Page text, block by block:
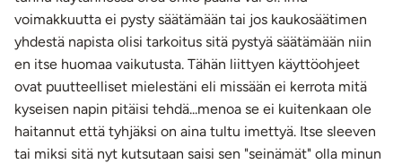
Hiljainen käyttöääni takaa huomaamattoman
nautinnon, mutta tarjoaa silti jopa 280 kierrosta
minuutissa.
Tyylikäs ja sporttinen musta muotoilu LED-
valaistuksella
Punainen LED-valonauha sykkii käytön tahdissa ja
viimeistelee modernin ulkonäön.
voimakkuutta ei pysty säätämään tai jos kaukosäätimen
yhdestä napista olisi tarkoitus sitä pystyä säätämään niin
en itse huomaa vaikutusta. Tähän liittyen käyttöohjeet
ovat puutteelliset mielestäni eli missään ei kerrota mitä
kyseisen napin pitäisi tehdä...menoa se ei kuitenkaan ole
haitannut että tyhjäksi on aina tultu imettyä. Itse sleeven
tai miksi sitä nyt kutsutaan saisi sen "seinämät" olla minun